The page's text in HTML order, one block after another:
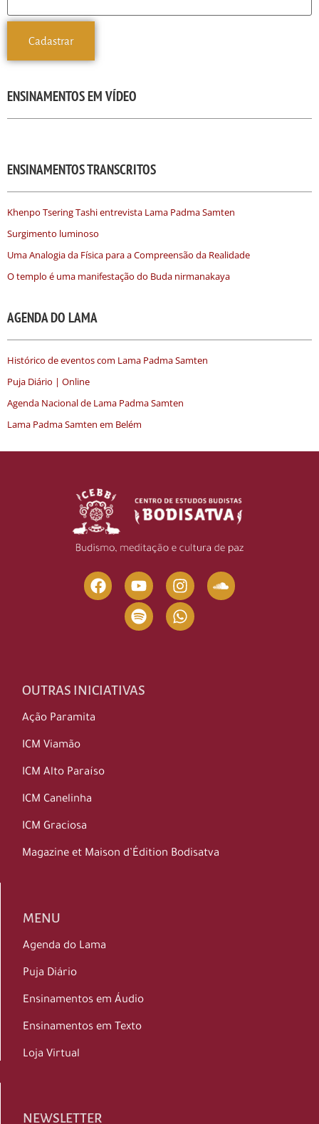
ENSINAMENTOS EM VÍDEO
ENSINAMENTOS TRANSCRITOS
Khenpo Tsering Tashi entrevista Lama Padma Samten
Surgimento luminoso
Uma Analogia da Física para a Compreensão da Realidade
O templo é uma manifestação do Buda nirmanakaya
AGENDA DO LAMA
Histórico de eventos com Lama Padma Samten
Puja Diário | Online
Agenda Nacional de Lama Padma Samten
Lama Padma Samten em Belém
OUTRAS INICIATIVAS
Ação Paramita
ICM Viamão
ICM Alto Paraíso
ICM Canelinha
ICM Graciosa
Magazine et Maison d’Édition Bodisatva
MENU
Agenda do Lama
Puja Diário
Ensinamentos em Áudio
Ensinamentos em Texto
Loja Virtual
NEWSLETTER